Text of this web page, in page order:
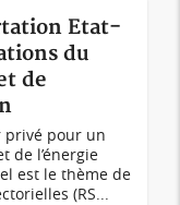
Etat-
du
de
privé pour un
de l’énergie
est le thème de
(RS...